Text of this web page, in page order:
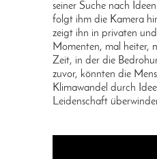
seiner Suche nach
folgt ihm die Kamera
zeigt ihn in privaten
Momenten, mal heiter,
Zeit, in der die
zuvor, könnten die
Klimawandel durch
Leidenschaft